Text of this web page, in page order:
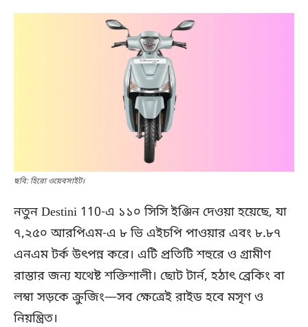
ছবি: হিরো ওয়েবসাইট।
নতুন Destini 110-এ ১১০ সিসি ইঞ্জিন দেওয়া হয়েছে, যা
৭,২৫০ আরপিএম-এ ৮ ভি এইচপি পাওয়ার এবং ৮.৮৭
এনএম টর্ক উৎপন্ন করে। এটি প্রতিটি শহুরে ও গ্রামীণ
রাস্তার জন্য যথেষ্ট শক্তিশালী। ছোট টার্ন, হঠাৎ ব্রেকিং বা
লম্বা সড়কে ক্রুজিং—সব ক্ষেত্রেই রাইড হবে মসৃণ ও
নিয়ন্ত্রিত।